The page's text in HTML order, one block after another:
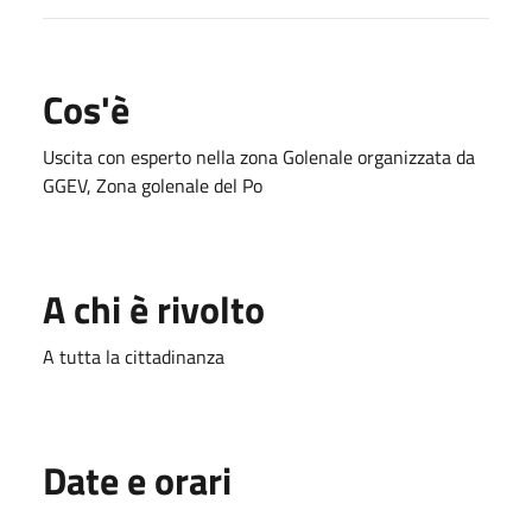
Cos'è
Uscita con esperto nella zona Golenale organizzata da
GGEV, Zona golenale del Po
A chi è rivolto
A tutta la cittadinanza
Date e orari